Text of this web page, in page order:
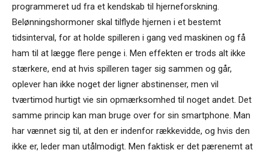
programmeret ud fra et kendskab til hjerneforskning.
Belønningshormoner skal tilflyde hjernen i et bestemt
tidsinterval, for at holde spilleren i gang ved maskinen og få
ham til at lægge flere penge i. Men effekten er trods alt ikke
stærkere, end at hvis spilleren tager sig sammen og går,
oplever han ikke noget der ligner abstinenser, men vil
tværtimod hurtigt vie sin opmærksomhed til noget andet. Det
samme princip kan man bruge over for sin smartphone. Man
har vænnet sig til, at den er indenfor rækkevidde, og hvis den
ikke er, leder man utålmodigt. Men faktisk er det pærenemt at